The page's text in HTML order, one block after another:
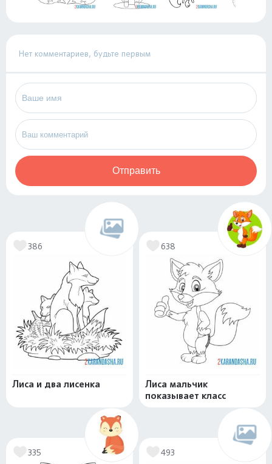
Нет комментариев, будьте первым
Отправить
386
Лиса и два лисенка
638
Лиса мальчик
показывает класс
335 493